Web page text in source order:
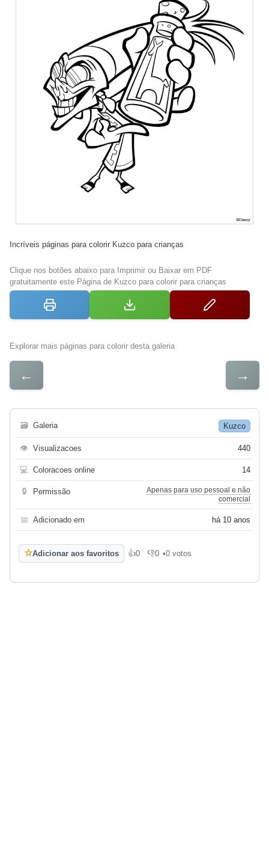
Incríveis páginas para colorir Kuzco para crianças
Clique nos botões abaixo para Imprimir ou Baixar em PDF
gratuitamente este Página de Kuzco para colorir para crianças
Explorar mais páginas para colorir desta galeria
← →
🗃 Galeria Kuzco
👁 Visualizacoes 440
💻 Coloracoes online 14
🔒 Permissão
Apenas para uso pessoal e não
comercial
📅 Adicionado em há 10 anos
☆Adicionar aos favoritos 👍0
Gosto 👎0
Não gosto
•0 votos